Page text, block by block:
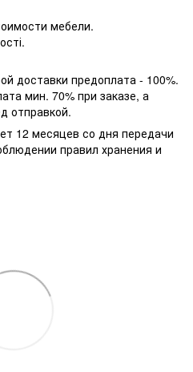
мебели.
доставки предоплата - 100%.
мин. 70% при заказе, а
отправкой.
12 месяцев со дня передачи
правил хранения и